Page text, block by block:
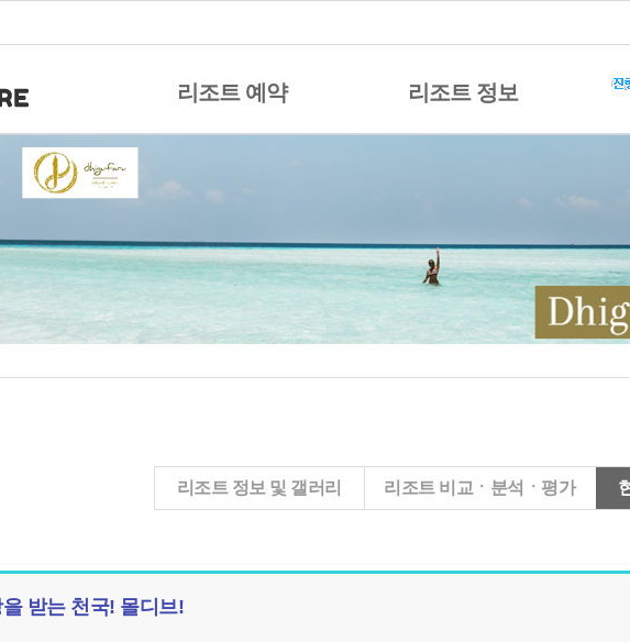
리조트 예약 리조트 정보
리조트 정보 및 갤러리 리조트 비교ㆍ분석ㆍ평가
받는 천국! 몰디브!